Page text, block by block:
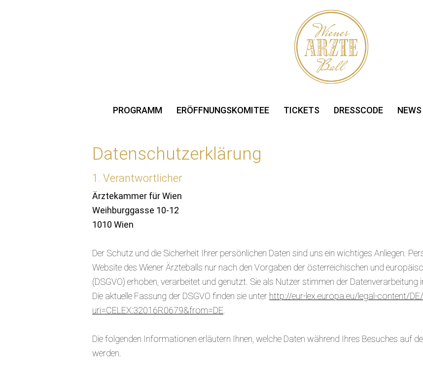
PROGRAMM ERÖFFNUNGSKOMITEE TICKETS DRESSCODE NEWS
Datenschutzerklärung
1. Verantwortlicher
Ärztekammer für Wien
Weihburggasse 10-12
1010 Wien
Der Schutz und die Sicherheit Ihrer persönlichen Daten sind uns ein wichtiges Anliegen.
Website des Wiener Ärzteballs nur nach den Vorgaben der österreichischen und
(DSGVO) erhoben, verarbeitet und genutzt. Sie als Nutzer stimmen der Datenverarbeitung
Die aktuelle Fassung der DSGVO finden sie unter http://eur-lex.europa.eu/legal-content/
uri=CELEX:32016R0679&from=DE
Die folgenden Informationen erläutern Ihnen, welche Daten während Ihres Besuches auf
werden.